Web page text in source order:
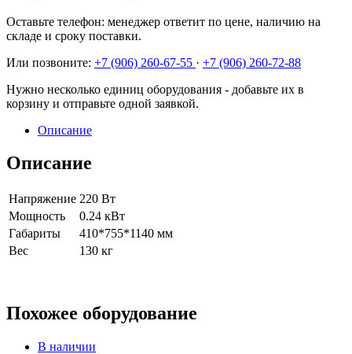
Оставьте телефон: менеджер ответит по цене, наличию на
складе и сроку поставки.
Или позвоните: +7 (906) 260-67-55 · +7 (906) 260-72-88
Нужно несколько единиц оборудования - добавьте их в
корзину и отправьте одной заявкой.
Описание
Описание
Напряжение 220 Вт
Мощность
0.24 кВт
Габариты
410*755*1140 мм
Вес
130 кг
Похожее оборудование
В наличии